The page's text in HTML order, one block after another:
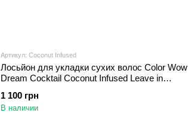
Артикул: Coconut Infused
Лосьйон для укладки сухих волос Color Wow
Dream Cocktail Coconut Infused Leave in
1 100 грн
В наличии